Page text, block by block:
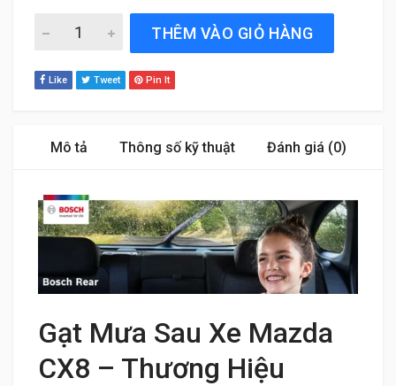
Gạt Mưa Sau Xe Mazda CX8 (2019 đến 2024) Bosch
THÊM VÀO GIỎ HÀNG
Like Tweet Pin It
Mô tả Thông số kỹ thuật Đánh giá (0)
Gạt Mưa Sau Xe Mazda
CX8 – Thương Hiệu